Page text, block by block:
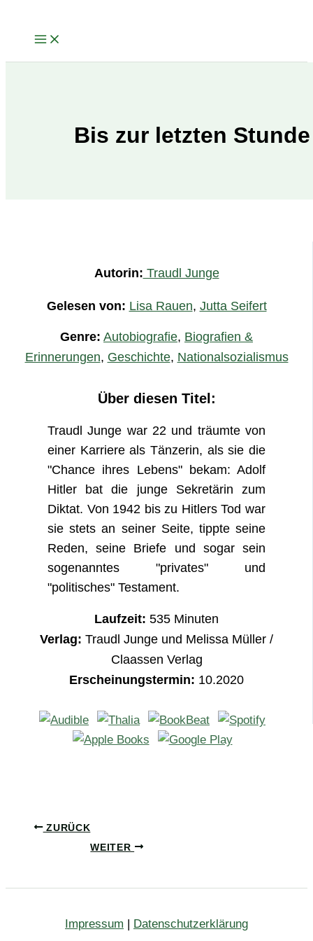
Bis zur letzten Stunde
Autorin: Traudl Junge
Gelesen von: Lisa Rauen, Jutta Seifert
Genre: Autobiografie, Biografien &
Erinnerungen, Geschichte, Nationalsozialismus
Über diesen Titel:
Traudl Junge war 22 und träumte von
einer Karriere als Tänzerin, als sie die
"Chance ihres Lebens" bekam: Adolf
Hitler bat die junge Sekretärin zum
Diktat. Von 1942 bis zu Hitlers Tod war
sie stets an seiner Seite, tippte seine
Reden, seine Briefe und sogar sein
sogenanntes "privates" und
"politisches" Testament.
Laufzeit: 535 Minuten
Verlag: Traudl Junge und Melissa Müller /
Claassen Verlag
Erscheinungstermin: 10.2020
ZURÜCK
WEITER
Impressum | Datenschutzerklärung